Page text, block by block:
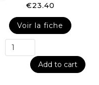
€23.40
Voir la fiche
Add to cart